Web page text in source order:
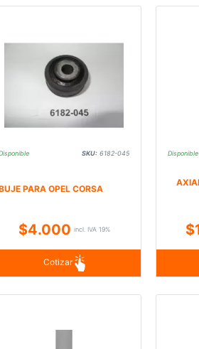
SKU: 6182-045
PARA OPEL CORSA
$4.000 incl. IVA 19%
Cotizar
Disponible